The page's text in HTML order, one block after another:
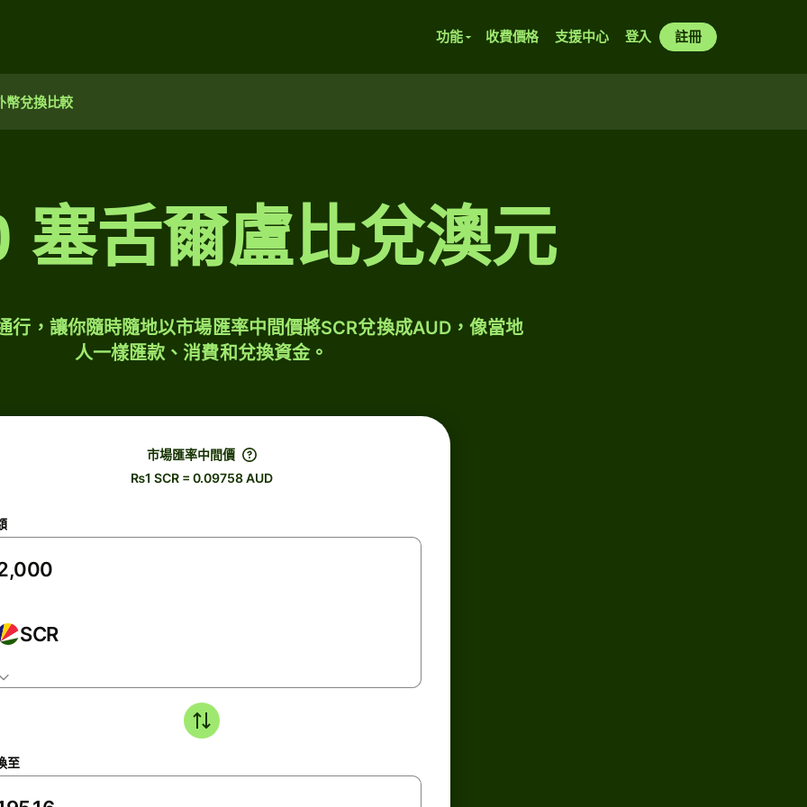
功能 收費價格 支援中心 登入 註冊
幣兌換比較
塞舌爾盧比兌澳元
行，讓你隨時隨地以市場匯率中間價將SCR兌換成AUD，像當地
人一樣匯款、消費和兌換資金。
市場匯率中間價
₨1 SCR = 0.09758 AUD
SCR
至